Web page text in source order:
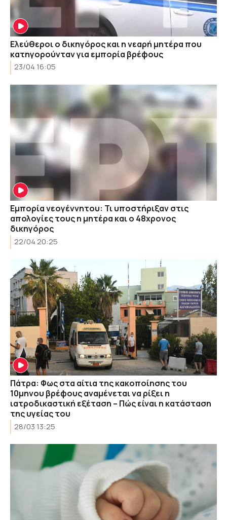
Ελεύθεροι ο δικηγόρος και η νεαρή μητέρα που
κατηγορούνταν για εμπορία βρέφους
23/04 16:05
Εμπορία νεογέννητου: Τι υποστήριξαν στις
απολογίες τους η μητέρα και ο 48χρονος
δικηγόρος
22/04 20:25
Πάτρα: Φως στα αίτια της κακοποίησης του
10μηνου βρέφους αναμένεται να ρίξει η
ιατροδικαστική εξέταση – Πώς είναι η κατάσταση
της υγείας του
28/03 13:25